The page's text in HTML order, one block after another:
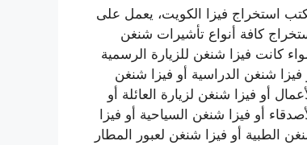
استخراج فيزا الكويت، يعمل على
كافة أنواع تأشيرات شنغن
كانت فيزا شنغن للزيارة الرسمية
فيزا شنغن الدراسية أو فيزا شنغن
أو فيزا شنغن لزيارة العائلة أو
أو فيزا شنغن السياحية أو فيزا
الطبية أو فيزا شنغن لعبور المطار